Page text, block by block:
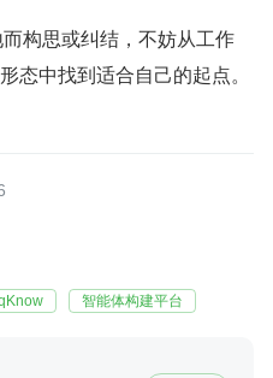
构思或纠结，不妨从工作
态中找到适合自己的起点。
智能体构建平台